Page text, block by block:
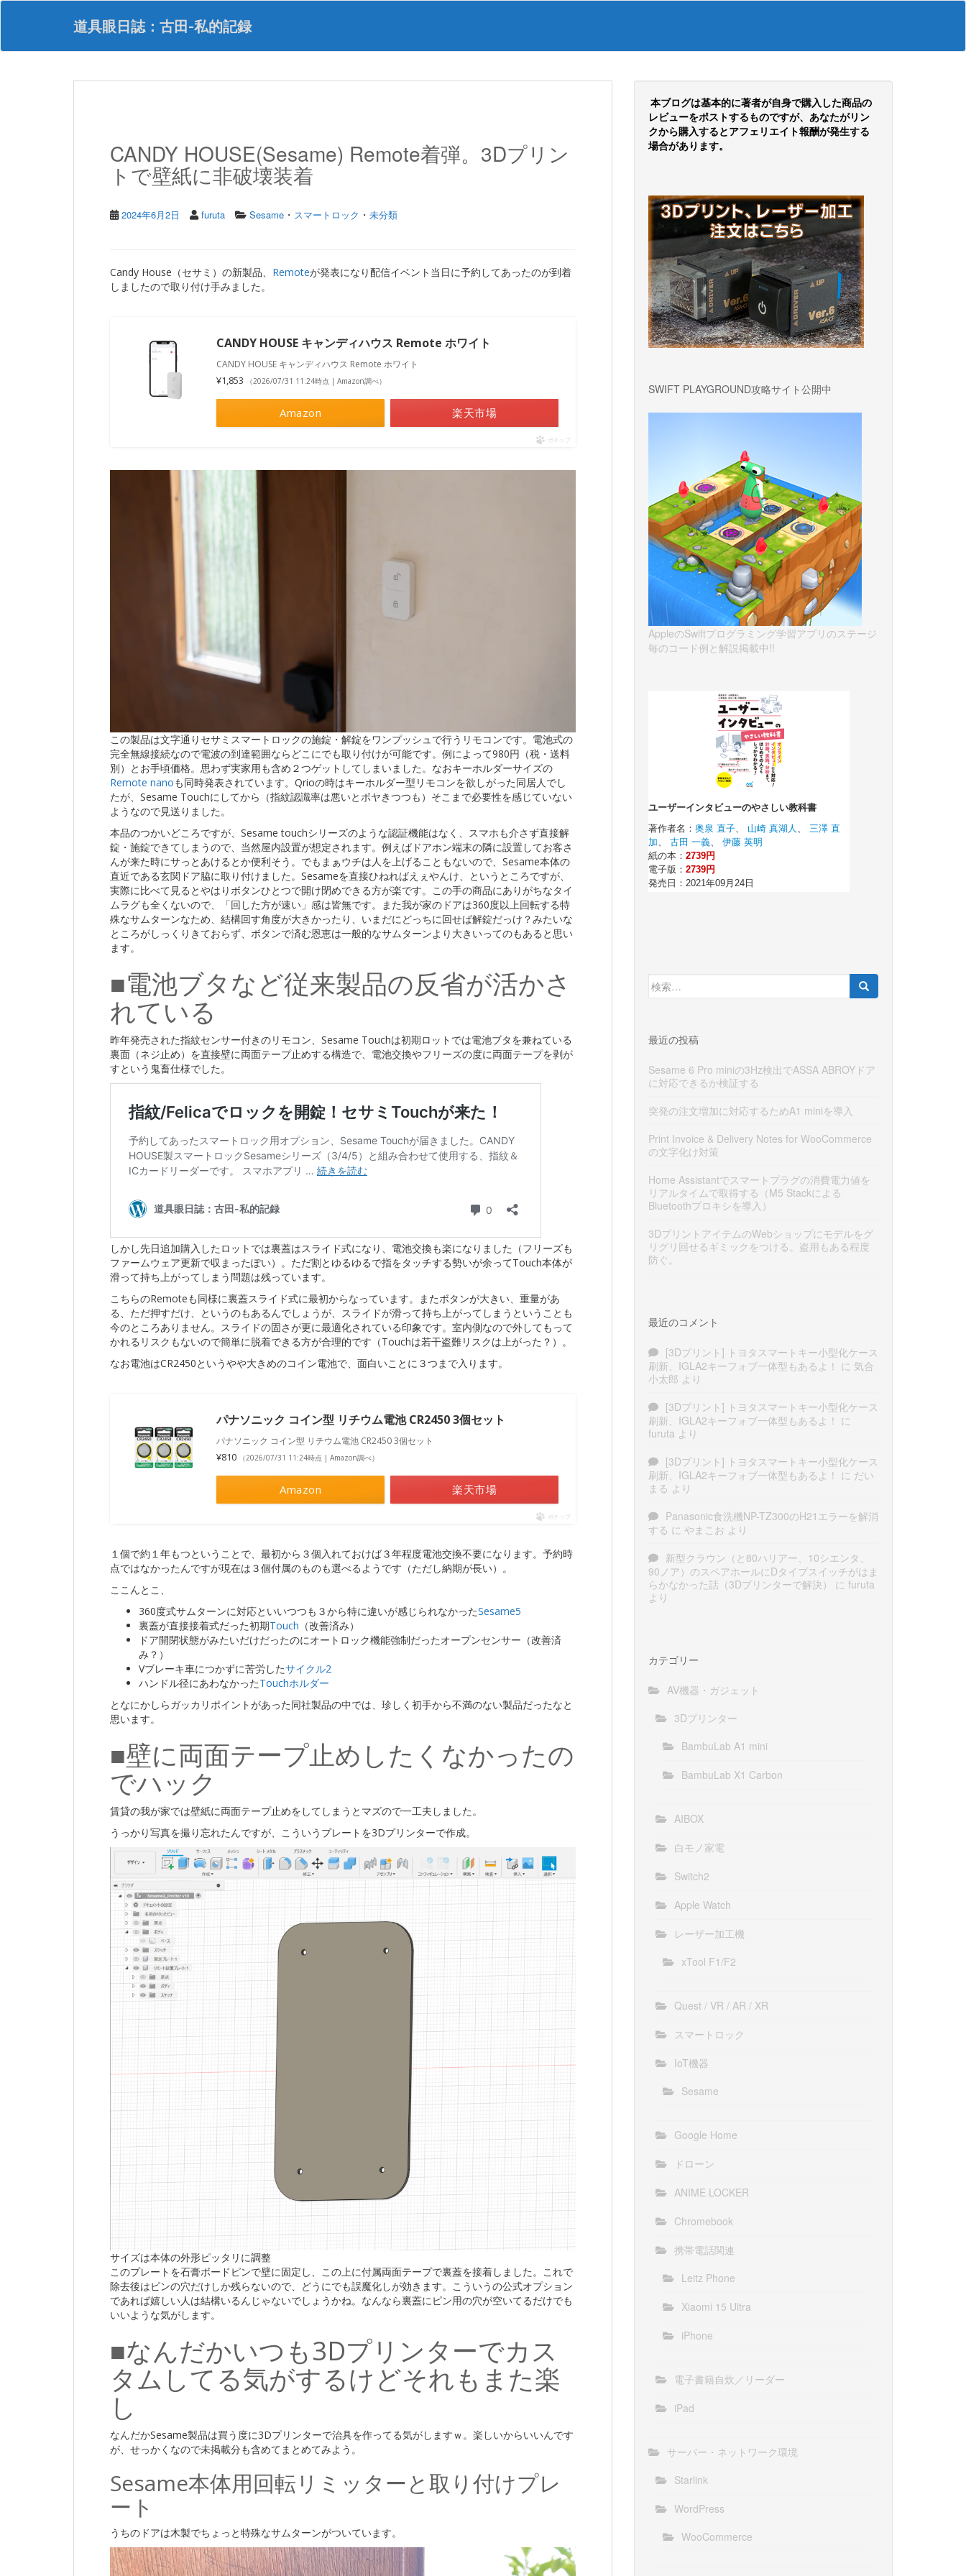
S
p
道具眼日誌：古田-私的記録
CANDY HOUSE(Sesame) Remote着弾。3Dプリン
トで壁紙に非破壊装着
2024年6月2日 furuta Sesame ・ スマートロック ・ 未分類
Candy House（セサミ）の新製品、 Remoteが発表になり配信イベント当日に予約してあったのが到着
しましたので取り付け手みました。
CANDY HOUSE キャンディハウス Remote ホワイト
CANDY HOUSE キャンディハウス Remote ホワイト
¥1,853 （2026/07/31 11:24時点 | Amazon調べ）
Amazon 楽天市場
ポチップ
この製品は文字通りセサミスマートロックの施錠・解錠をワンプッシュで行うリモコンです。電池式の
完全無線接続なので電波の到達範囲ならどこにでも取り付けが可能です。例によって980円（税・送料
別）とお手頃価格。思わず実家用も含め２つゲットしてしまいました。なおキーホルダーサイズの
Remote nanoも同時発表されています。Qrioの時はキーホルダー型リモコンを欲しがった同居人でし
たが、Sesame Touchにしてから（指紋認識率は悪いとボヤきつつも）そこまで必要性を感じていない
ようなので見送りました。
本品のつかいどころですが、Sesame touchシリーズのような認証機能はなく、スマホも介さず直接解
錠・施錠できてしまうので、当然屋内設置が想定されます。例えばドアホン端末の隣に設置してお客さ
んが来た時にサっとあけるとか便利そう。でもまぁウチは人を上げることもないので、Sesame本体の
直近である玄関ドア脇に取り付けました。Sesameを直接ひねればえぇやんけ、というところですが、
実際に比べて見るとやはりボタンひとつで開け閉めできる方が楽です。この手の商品にありがちなタイ
ムラグも全くないので、「回した方が速い」感は皆無です。また我が家のドアは360度以上回転する特
殊なサムターンなため、結構回す角度が大きかったり、いまだにどっちに回せば解錠だっけ？みたいな
ところがしっくりきておらず、ボタンで済む恩恵は一般的なサムターンより大きいってのもあると思い
ます。
■電池ブタなど従来製品の反省が活かさ
れている
昨年発売された指紋センサー付きのリモコン、Sesame Touchは初期ロットでは電池ブタを兼ねている
裏面（ネジ止め）を直接壁に両面テープ止めする構造で、電池交換やフリーズの度に両面テープを剥が
すという鬼畜仕様でした。
しかし先日追加購入したロットでは裏蓋はスライド式になり、電池交換も楽になりました（フリーズも
ファームウェア更新で収まったぽい）。ただ割とゆるゆるで指をタッチする勢いが余ってTouch本体が
滑って持ち上がってしまう問題は残っています。
こちらのRemoteも同様に裏蓋スライド式に最初からなっています。またボタンが大きい、重量があ
る、ただ押すだけ、というのもあるんでしょうが、スライドが滑って持ち上がってしまうということも
今のところありません。スライドの固さが更に最適化されている印象です。室内側なので外してもって
かれるリスクもないので簡単に脱着できる方が合理的です（Touchは若干盗難リスクは上がった？）。
なお電池はCR2450というやや大きめのコイン電池で、面白いことに３つまで入ります。
パナソニック コイン型 リチウム電池 CR2450 3個セット
パナソニック コイン型 リチウム電池 CR2450 3個セット
¥810 （2026/07/31 11:24時点 | Amazon調べ）
Amazon 楽天市場
ポチップ
１個で約１年もつということで、最初から３個入れておけば３年程度電池交換不要になります。予約時
点ではなかったんですが現在は３個付属のものも選べるようです（ただし納期が長い）。
ここんとこ、
360度式サムターンに対応といいつつも３から特に違いが感じられなかったSesame5
裏蓋が直接接着式だった初期Touch （改善済み）
ドア開閉状態がみたいだけだったのにオートロック機能強制だったオープンセンサー（改善済
み？）
Vブレーキ車につかずに苦労したサイクル2
ハンドル径にあわなかったTouchホルダー
となにかしらガッカリポイントがあった同社製品の中では、珍しく初手から不満のない製品だったなと
思います。
■壁に両面テープ止めしたくなかったの
でハック
賃貸の我が家では壁紙に両面テープ止めをしてしまうとマズので一工夫しました。
うっかり写真を撮り忘れたんですが、こういうプレートを3Dプリンターで作成。
サイズは本体の外形ピッタリに調整
このプレートを石膏ボードピンで壁に固定し、この上に付属両面テープで裏蓋を接着しました。これで
除去後はピンの穴だけしか残らないので、どうにでも誤魔化しが効きます。こういうの公式オプション
であれば嬉しい人は結構いるんじゃないでしょうかね。なんなら裏蓋にピン用の穴が空いてるだけでも
いいような気がします。
■なんだかいつも3Dプリンターでカス
タムしてる気がするけどそれもまた楽
し
なんだかSesame製品は買う度に3Dプリンターで治具を作ってる気がしますｗ。楽しいからいいんです
が、せっかくなので未掲載分も含めてまとめてみよう。
Sesame本体用回転リミッターと取り付けプレ
ート
うちのドアは木製でちょっと特殊なサムターンがついています。
本ブログは基本的に著者が自身で購入した商品の
レビューをポストするものですが、あなたがリン
クから購入するとアフェリエイト報酬が発生する
場合があります。
SWIFT PLAYGROUND攻略サイト公開中
AppleのSwiftプログラミング学習アプリのステージ
毎のコード例と解説掲載中!!
検
索:
最近の投稿
Sesame 6 Pro miniの3Hz検出でASSA ABROYドア
に対応できるか検証する
突発の注文増加に対応するためA1 miniを導入
Print Invoice & Delivery Notes for WooCommerce
の文字化け対策
Home Assistantでスマートプラグの消費電力値を
リアルタイムで取得する（M5 Stackによる
Bluetoothプロキシを導入）
3DプリントアイテムのWebショップにモデルをグ
リグリ回せるギミックをつける。盗用もある程度
防ぐ。
最近のコメント
[3Dプリント] トヨタスマートキー小型化ケース
刷新、IGLA2キーフォブ一体型もあるよ！ に 気合
小太郎 より
[3Dプリント] トヨタスマートキー小型化ケース
刷新、IGLA2キーフォブ一体型もあるよ！ に
furuta より
[3Dプリント] トヨタスマートキー小型化ケース
刷新、IGLA2キーフォブ一体型もあるよ！ に だい
まる より
Panasonic食洗機NP-TZ300のH21エラーを解消
する に やまこお より
新型クラウン（と80ハリアー、10シエンタ、
90ノア）のスペアホールにDタイプスイッチがはま
らかなかった話（3Dプリンターで解決）
に furuta
より
カテゴリー
AV機器・ガジェット
3Dプリンター
BambuLab A1 mini
BambuLab X1 Carbon
AIBOX
白モノ家電
Switch2
Apple Watch
レーザー加工機
xTool F1/F2
Quest / VR / AR / XR
スマートロック
IoT機器
Sesame
Google Home
ドローン
ANIME LOCKER
Chromebook
携帯電話関連
Leitz Phone
Xiaomi 15 Ultra
iPhone
電子書籍自炊／リーダー
iPad
サーバー・ネットワーク環境
Starlink
WordPress
WooCommerce